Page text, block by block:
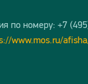
по номеру: +7
www.mos.ru/